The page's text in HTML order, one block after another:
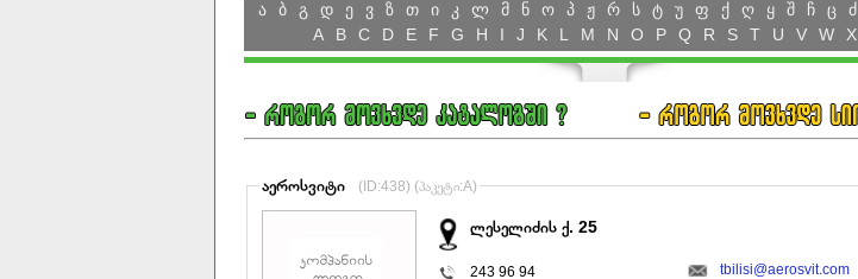
ა
ბ გ დ ე ვ ზ თ ი კ ლ მ ნ ო პ ჟ რ ს ტ უ ფ ქ ღ ყ შ ჩ ც ძ
A
B C D E F G H I J K L M N O P Q R S T U V W X
აეროსვიტი (ID:438) (პაკეტი:A)
ლესელიძის ქ. 25
243 96 94
tbilisi@aerosvit.com